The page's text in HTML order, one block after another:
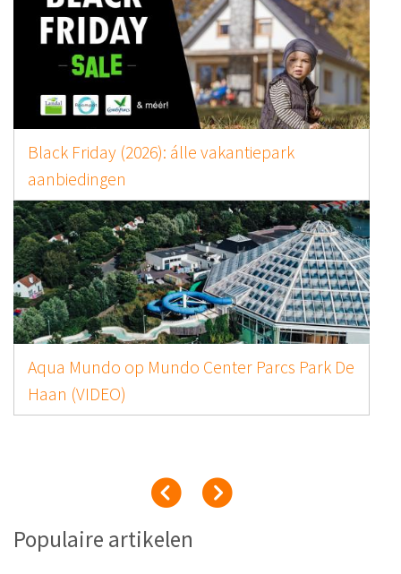
Black Friday (2026): álle vakantiepark
aanbiedingen
Aqua Mundo op Mundo Center Parcs Park De
Haan (VIDEO)
Populaire artikelen